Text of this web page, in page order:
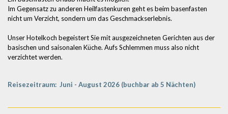
Im Gegensatz zu anderen Heilfastenkuren geht es beim basenfasten
nicht um Verzicht, sondern um das Geschmackserlebnis.
Unser Hotelkoch begeistert Sie mit ausgezeichneten Gerichten aus der
basischen und saisonalen Küche. Aufs Schlemmen muss also nicht
verzichtet werden.
Reisezeitraum: Juni - August 2026 (buchbar ab 5 Nächten)